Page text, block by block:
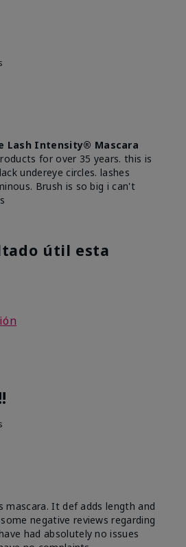
Lash Intensity® Mascara
for over 35 years. this is
undereye circles. lashes
Brush is so big i can't
útil esta
mascara. It def adds length and
negative reviews regarding
had absolutely no issues